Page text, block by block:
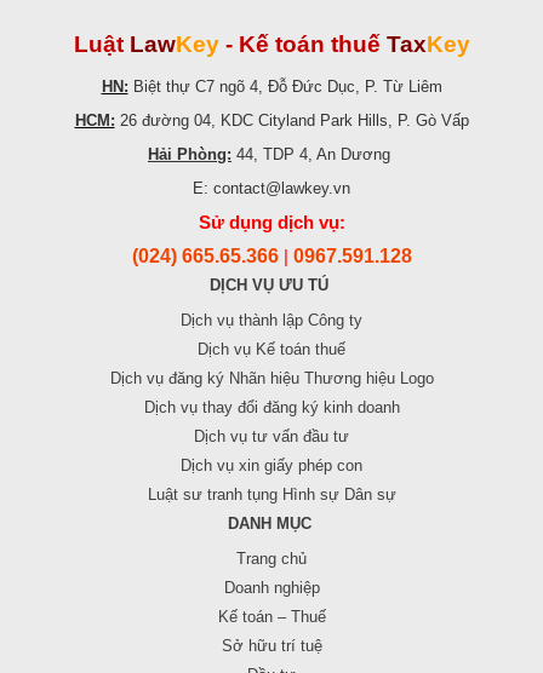
Luật LawKey - Kế toán thuế TaxKey
HN: Biệt thự C7 ngõ 4, Đỗ Đức Dục, P. Từ Liêm
HCM: 26 đường 04, KDC Cityland Park Hills, P. Gò Vấp
Hải Phòng: 44, TDP 4, An Dương
E: contact@lawkey.vn
Sử dụng dịch vụ:
(024) 665.65.366 0967.591.128
DỊCH VỤ ƯU TÚ
Dịch vụ thành lập Công ty
Dịch vụ Kế toán thuế
Dịch vụ đăng ký Nhãn hiệu Thương hiệu Logo
Dịch vụ thay đổi đăng ký kinh doanh
Dịch vụ tư vấn đầu tư
Dịch vụ xin giấy phép con
Luật sư tranh tụng Hình sự Dân sự
DANH MỤC
Trang chủ
Doanh nghiệp
Kế toán – Thuế
Sở hữu trí tuệ